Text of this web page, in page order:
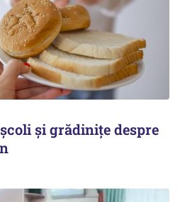
şi grădiniţe despre